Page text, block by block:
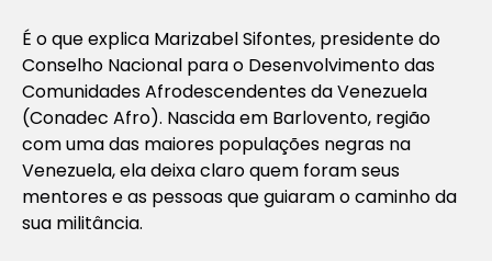
É o que explica Marizabel Sifontes, presidente do
Conselho Nacional para o Desenvolvimento das
Comunidades Afrodescendentes da Venezuela
(Conadec Afro). Nascida em Barlovento, região
com uma das maiores populações negras na
Venezuela, ela deixa claro quem foram seus
mentores e as pessoas que guiaram o caminho da
sua militância.